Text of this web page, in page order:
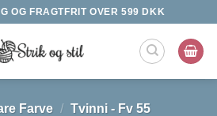
OG FRAGTFRIT OVER 599 DKK
Farve / Tvinni - Fv 55